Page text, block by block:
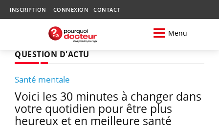
INSCRIPTION CONNEXION CONTACT
Menu
QUESTION D'ACTU
Santé mentale
Voici les 30 minutes à changer dans
votre quotidien pour être plus
heureux et en meilleure santé